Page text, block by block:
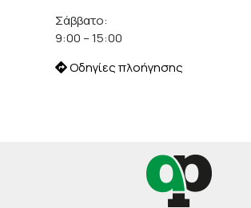
Σάββατο:
9:00 – 15:00
Οδηγίες πλοήγησης